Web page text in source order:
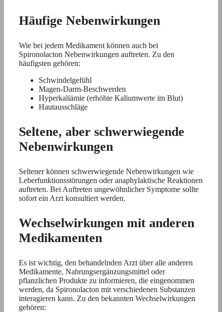
Häufige Nebenwirkungen
Wie bei jedem Medikament können auch bei
Spironolacton Nebenwirkungen auftreten. Zu den
häufigsten gehören:
Schwindelgefühl
Magen-Darm-Beschwerden
Hyperkaliämie (erhöhte Kaliumwerte im Blut)
Hautausschläge
Seltene, aber schwerwiegende
Nebenwirkungen
Seltener können schwerwiegende Nebenwirkungen wie
Leberfunktionsstörungen oder anaphylaktische Reaktionen
auftreten. Bei Auftreten ungewöhnlicher Symptome sollte
sofort ein Arzt konsultiert werden.
Wechselwirkungen mit anderen
Medikamenten
Es ist wichtig, den behandelnden Arzt über alle anderen
Medikamente, Nahrungsergänzungsmittel oder
pflanzlichen Produkte zu informieren, die eingenommen
werden, da Spironolacton mit verschiedenen Substanzen
interagieren kann. Zu den bekannten Wechselwirkungen
gehören: